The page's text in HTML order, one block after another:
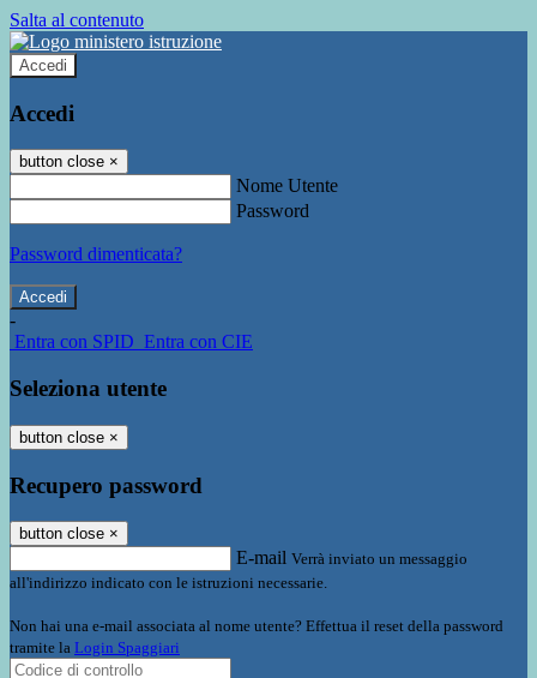
Salta al contenuto
Accedi
Accedi
button close ×
Nome Utente
Password
Password dimenticata?
-
Entra con SPID Entra con CIE
Seleziona utente
button close ×
Recupero password
button close ×
E-mail Verrà inviato un messaggio
all'indirizzo indicato con le istruzioni necessarie.
Non hai una e-mail associata al nome utente? Effettua il reset della password
tramite la Login Spaggiari